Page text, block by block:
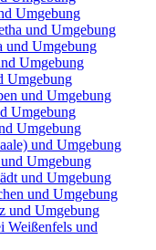
Umgebung
und Umgebung
und Umgebung
Umgebung
Umgebung
und Umgebung
Umgebung
Umgebung
und Umgebung
Umgebung
und Umgebung
und Umgebung
und Umgebung
Weißenfels und